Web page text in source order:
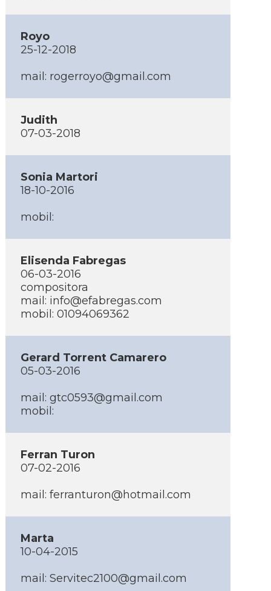
Royo
25-12-2018
mail: rogerroyo@gmail.com
Judith
07-03-2018
Sonia Martori
18-10-2016
mobil:
Elisenda Fabregas
06-03-2016
compositora
mail: info@efabregas.com
mobil: 01094069362
Gerard Torrent Camarero
05-03-2016
mail: gtc0593@gmail.com
mobil:
Ferran Turon
07-02-2016
mail: ferranturon@hotmail.com
Marta
10-04-2015
mail: Servitec2100@gmail.com